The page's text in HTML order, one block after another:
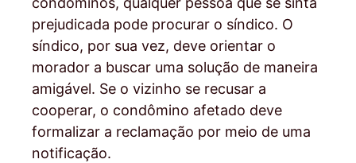
prejudicada pode procurar o síndico. O
síndico, por sua vez, deve orientar o
morador a buscar uma solução de maneira
amigável. Se o vizinho se recusar a
cooperar, o condômino afetado deve
formalizar a reclamação por meio de uma
notificação.